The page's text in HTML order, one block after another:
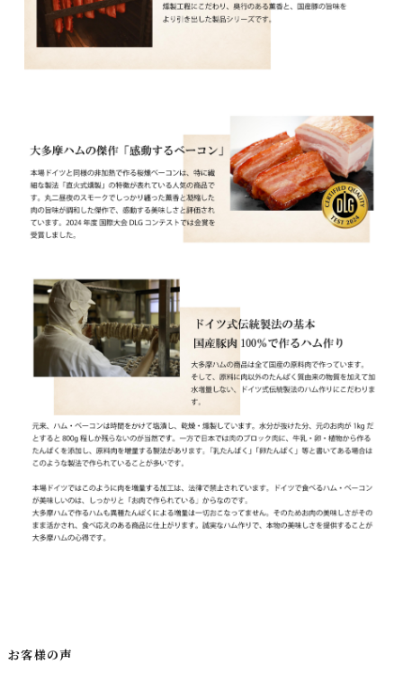
お客様の声